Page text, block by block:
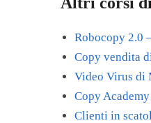
Robocopy 2.0
Copy vendita
Video Virus di
Copy
Clienti in